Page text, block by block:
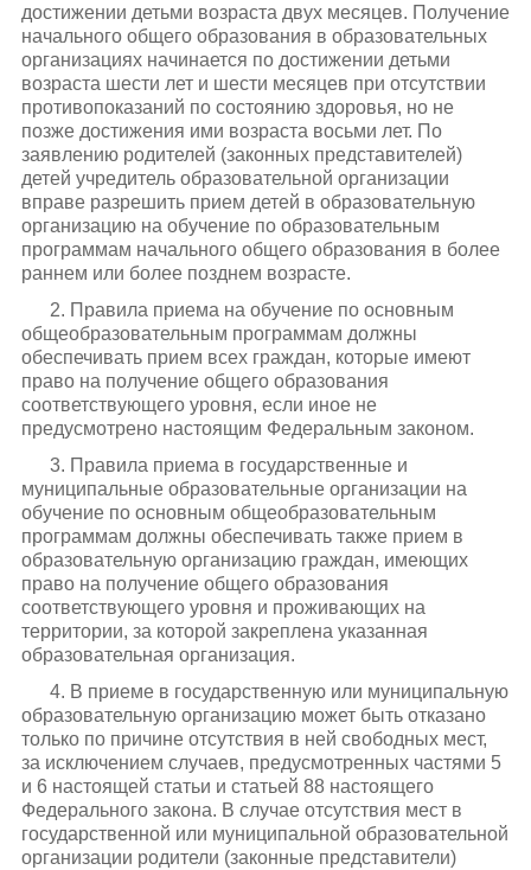
достижении детьми возраста двух месяцев. Получение
начального общего образования в образовательных
организациях начинается по достижении детьми
возраста шести лет и шести месяцев при отсутствии
противопоказаний по состоянию здоровья, но не
позже достижения ими возраста восьми лет. По
заявлению родителей (законных представителей)
детей учредитель образовательной организации
вправе разрешить прием детей в образовательную
организацию на обучение по образовательным
программам начального общего образования в более
раннем или более позднем возрасте.
2. Правила приема на обучение по основным
общеобразовательным программам должны
обеспечивать прием всех граждан, которые имеют
право на получение общего образования
соответствующего уровня, если иное не
предусмотрено настоящим Федеральным законом.
3. Правила приема в государственные и
муниципальные образовательные организации на
обучение по основным общеобразовательным
программам должны обеспечивать также прием в
образовательную организацию граждан, имеющих
право на получение общего образования
соответствующего уровня и проживающих на
территории, за которой закреплена указанная
образовательная организация.
4. В приеме в государственную или муниципальную
образовательную организацию может быть отказано
только по причине отсутствия в ней свободных мест,
за исключением случаев, предусмотренных частями 5
и 6 настоящей статьи и статьей 88 настоящего
Федерального закона. В случае отсутствия мест в
государственной или муниципальной образовательной
организации родители (законные представители)